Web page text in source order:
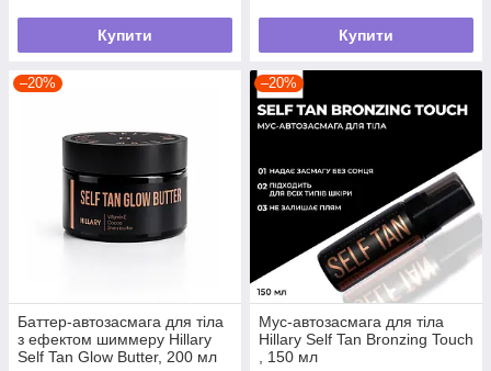
Купити Купити
–20%
Баттер-автозасмага для тіла
з ефектом шиммеру Hillary
Self Tan Glow Butter, 200 мл
–20%
Мус-автозасмага для тіла
Hillary Self Tan Bronzing Touch
, 150 мл